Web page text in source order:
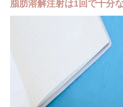
脂肪溶解注射は1回で十分